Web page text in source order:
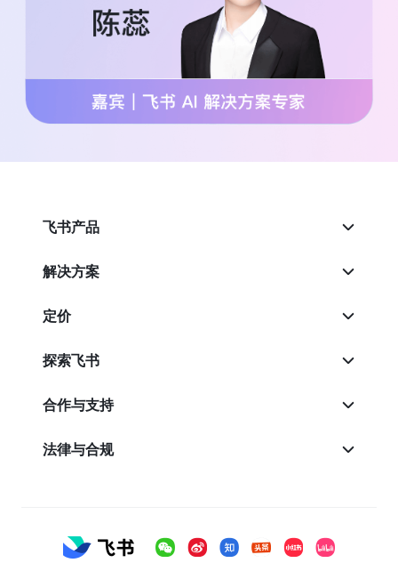
飞书产品
解决方案
定价
探索飞书
合作与支持
法律与合规